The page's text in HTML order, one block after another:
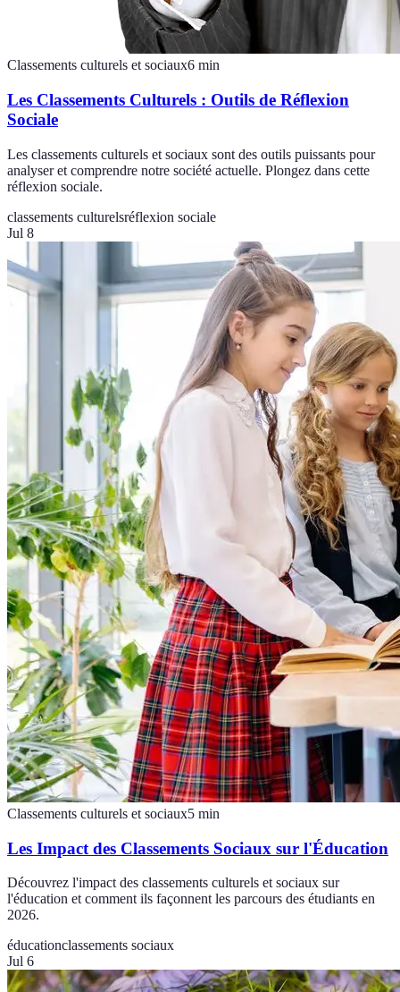
Classements culturels et sociaux6 min
Les Classements Culturels : Outils de Réflexion
Sociale
Les classements culturels et sociaux sont des outils puissants pour
analyser et comprendre notre société actuelle. Plongez dans cette
réflexion sociale.
classements culturelsréflexion sociale
Jul 8
Classements culturels et sociaux5 min
Les Impact des Classements Sociaux sur l'Éducation
Découvrez l'impact des classements culturels et sociaux sur
l'éducation et comment ils façonnent les parcours des étudiants en
2026.
éducationclassements sociaux
Jul 6